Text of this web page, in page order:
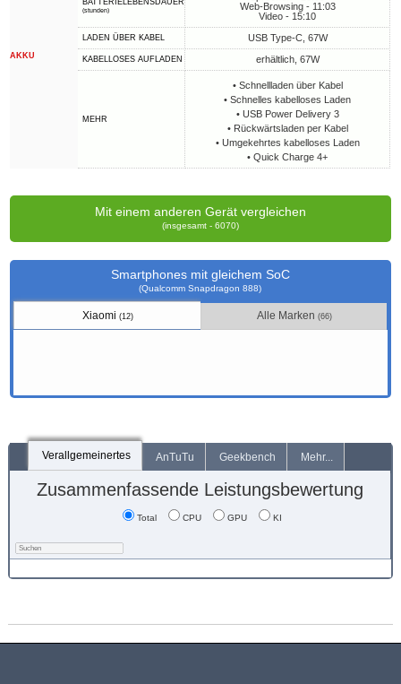
AKKU
BATTERIELEBENSDAUER
(stunden)
Web-Browsing - 11:03
Video - 15:10
LADEN ÜBER KABEL USB Type-C, 67W
KABELLOSES AUFLADEN erhältlich, 67W
MEHR
• Schnellladen über Kabel
• Schnelles kabelloses Laden
• USB Power Delivery 3
• Rückwärtsladen per Kabel
• Umgekehrtes kabelloses Laden
• Quick Charge 4+
Mit einem anderen Gerät vergleichen
(insgesamt - 6070)
Smartphones mit gleichem SoC
(Qualcomm Snapdragon 888)
Xiaomi (12) Alle Marken (66)
Verallgemeinertes AnTuTu Geekbench Mehr...
Zusammenfassende Leistungsbewertung
Total CPU GPU KI